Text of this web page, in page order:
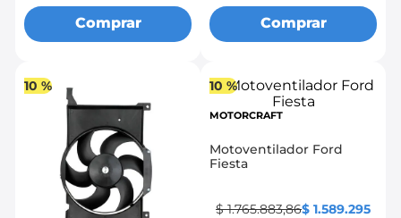
Comprar Comprar
10 % 10 %
MOTORCRAFT
Motoventilador Ford
Fiesta
$ 1.765.883,86$ 1.589.295